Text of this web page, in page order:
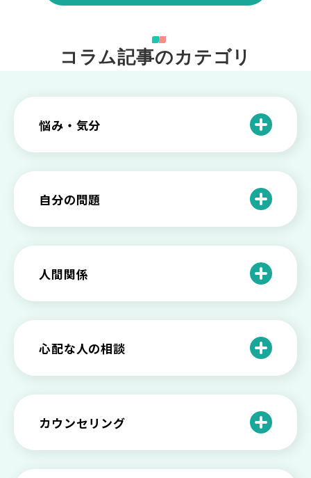
コラム記事のカテゴリ
悩み・気分
根性がない？甘えている？それは新型う
つ病と呼ばれる状態かも
甘えや怠けとの違いは？新型うつの特徴
と見分け方
もしかして不眠症？眠れない原因や対処
自分の問題
「無能な自分が嫌い…」自己嫌悪でつら
いときの対処法とは
【セルフメンタルケア】精神的に強くな
る方法と具体的行動とは
どうしたらいい？繊細で傷つきやすい自
分に困っている方に伝えたい3つの原因と
対処法せ
人間関係
【保存版】家族が精神疾患になったとき
の5つの対応
【恋愛】復讐や仕返しをしたい気持ちが
抑えられない時に試したい2つの方法
【家庭内の嫌がらせ】 モラハラ（モラル
心配な人の相談
【子供が精神障害】 家族の接し方や活用
できる社会資源は？
カウンセリング